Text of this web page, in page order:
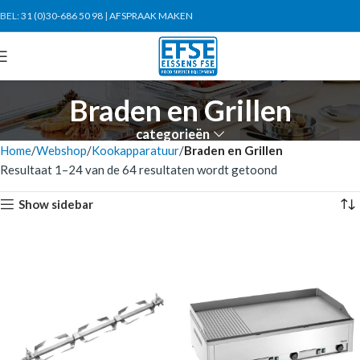
BEL:31 (0)30-686 50 98 | AFSPRAAK MAKEN
Braden en Grillen
categorieën
Home Webshop Kookapparatuur Braden en Grillen
Resultaat 1–24 van de 64 resultaten wordt getoond
Show sidebar